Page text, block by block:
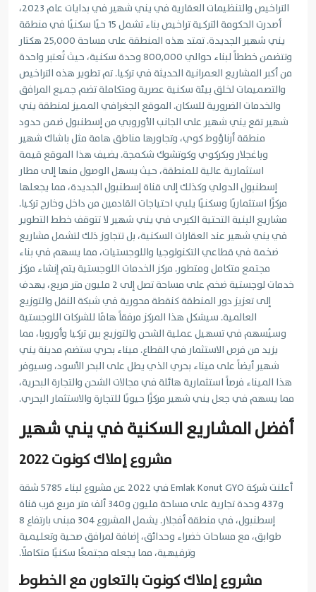
التراخيص والتنظيمات العقارية في يني شهير في بدايات عام 2023،
أصدرت الحكومة التركية تراخيص بناء تشمل 15 حيًا سكنيًا في منطقة
يني شهير الجديدة. تمتد هذه المنطقة على مساحة 25,000 هكتار
وتتضمن خططاً لبناء حوالي 800,000 وحدة سكنية، حيث تُعتبر واحدة
من أكبر المشاريع العمرانية الحديثة في تركيا. تم تطوير هذه التراخيص
والتصميمات لخلق بيئة سكنية عصرية ومتكاملة تضم جميع المرافق
والخدمات الضرورية للسكان. الموقع الجغرافي المميز لمنطقة يني
شهير تقع يني شهير على الجانب الأوروبي من إسطنبول ضمن حدود
منطقة أرناؤوط كوي، وتجاورها مناطق هامة مثل باشاك شهير
وباغجلار وبكركوي وكوتشوك شكمجة. يضيف هذا الموقع قيمة
استثمارية عالية للمنطقة، حيث يسهل الوصول منها إلى مطار
إسطنبول الدولي وكذلك إلى قناة إسطنبول الجديدة، مما يجعلها
مركزًا استثماريًا وسكنيًا يلبي احتياجات القادمين من داخل وخارج تركيا.
مشاريع البنية التحتية الكبرى في يني شهير لا تتوقف خطط التطوير
في يني شهير عند العقارات السكنية، بل تتجاوز ذلك لتشمل مشاريع
ضخمة في قطاعي التكنولوجيا واللوجستيات، مما يسهم في بناء
مجتمع متكامل ومتطور. مركز الخدمات اللوجستية يتم إنشاء مركز
خدمات لوجستية ضخم على مساحة تصل إلى 2 مليون متر مربع، يهدف
إلى تعزيز دور المنطقة كنقطة محورية في شبكة النقل والتوزيع
العالمية. سيشكل هذا المركز مرفقاً هامًا للشركات اللوجستية
وسيُسهم في تسهيل عملية الشحن والتوزيع بين تركيا وأوروبا، مما
يزيد من فرص الاستثمار في القطاع. ميناء بحري ستضم مدينة يني
شهير أيضاً على ميناء بحري الذي يطل على البحر الأسود، وسيوفر
هذا الميناء فرصاً استثمارية هائلة في مجالات الشحن والتجارة البحرية،
مما يسهم في جعل يني شهير مركزًا حيويًا للتجارة والاستثمار البحري.
أفضل المشاريع السكنية في يني شهير
مشروع إملاك كونوت 2022
أعلنت شركة Emlak Konut GYO في 2022 عن مشروع لبناء 5785 شقة
و437 وحدة تجارية على مساحة مليون و340 ألف متر مربع قرب قناة
إسطنبول، في منطقة أفجلار. يشمل المشروع 304 مبنى بارتفاع 8
طوابق، مع مساحات خضراء وحدائق، إضافة لمرافق صحية وتعليمية
وترفيهية، مما يجعله مجتمعًا سكنيًا متكاملًا.
مشروع إملاك كونوت بالتعاون مع الخطوط